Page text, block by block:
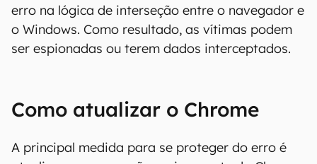
erro na lógica de interseção entre o navegador e
o Windows. Como resultado, as vítimas podem
ser espionadas ou terem dados interceptados.
Como atualizar o Chrome
A principal medida para se proteger do erro é